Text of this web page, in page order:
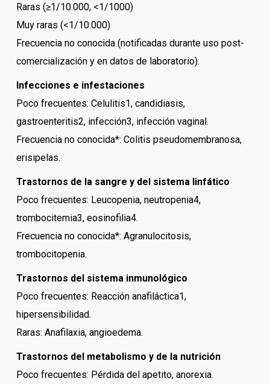
Raras (≥1/10.000, <1/1000)
Muy raras (<1/10.000)
Frecuencia no conocida (notificadas durante uso post-
comercialización y en datos de laboratorio).
Infecciones e infestaciones
Poco frecuentes: Celulitis1, candidiasis,
gastroenteritis2, infección3, infección vaginal.
Frecuencia no conocida*: Colitis pseudomembranosa,
erisipelas.
Trastornos de la sangre y del sistema linfático
Poco frecuentes: Leucopenia, neutropenia4,
trombocitemia3, eosinofilia4.
Frecuencia no conocida*: Agranulocitosis,
trombocitopenia.
Trastornos del sistema inmunológico
Poco frecuentes: Reacción anafiláctica1,
hipersensibilidad.
Raras: Anafilaxia, angioedema.
Trastornos del metabolismo y de la nutrición
Poco frecuentes: Pérdida del apetito, anorexia.